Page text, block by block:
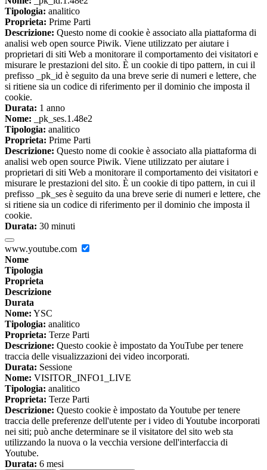
Tipologia: analitico
Proprieta: Prime Parti
Descrizione: Questo nome di cookie è associato alla piattaforma di
analisi web open source Piwik. Viene utilizzato per aiutare i
proprietari di siti Web a monitorare il comportamento dei visitatori e
misurare le prestazioni del sito. È un cookie di tipo pattern, in cui il
prefisso _pk_id è seguito da una breve serie di numeri e lettere, che
si ritiene sia un codice di riferimento per il dominio che imposta il
cookie.
Durata: 1 anno
Nome: _pk_ses.1.48e2
Tipologia: analitico
Proprieta: Prime Parti
Descrizione: Questo nome di cookie è associato alla piattaforma di
analisi web open source Piwik. Viene utilizzato per aiutare i
proprietari di siti Web a monitorare il comportamento dei visitatori e
misurare le prestazioni del sito. È un cookie di tipo pattern, in cui il
prefisso _pk_ses è seguito da una breve serie di numeri e lettere, che
si ritiene sia un codice di riferimento per il dominio che imposta il
cookie.
Durata: 30 minuti
www.youtube.com
Nome
Tipologia
Proprieta
Descrizione
Durata
Nome: YSC
Tipologia: analitico
Proprieta: Terze Parti
Descrizione: Questo cookie è impostato da YouTube per tenere
traccia delle visualizzazioni dei video incorporati.
Durata: Sessione
Nome: VISITOR_INFO1_LIVE
Tipologia: analitico
Proprieta: Terze Parti
Descrizione: Questo cookie è impostato da Youtube per tenere
traccia delle preferenze dell'utente per i video di Youtube incorporati
nei siti; può anche determinare se il visitatore del sito web sta
utilizzando la nuova o la vecchia versione dell'interfaccia di
Youtube.
Durata: 6 mesi